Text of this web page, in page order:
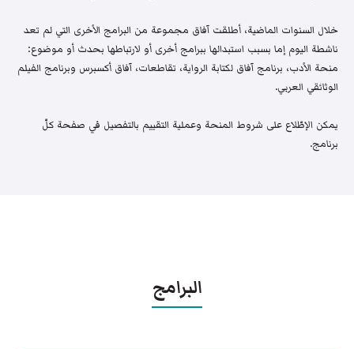
خلال السنوات الماضية، أطلقت آفاق مجموعة من البرامج الأخرى التي لم تعد
ناشطة اليوم إما بسبب استبدالها ببرامج أخرى أو لارتباطها بحدث أو موضوع:
منحة الأدب، برنامج آفاق لكتابة الرواية، تقاطعات، آفاق أكسبرس وبرنامج الفيلم
الوثائقي العربي.
يمكن الإطّلاع على شروط المنحة وعملية التقييم بالتفصيل في صفحة كلّ
برنامج.
البرامج